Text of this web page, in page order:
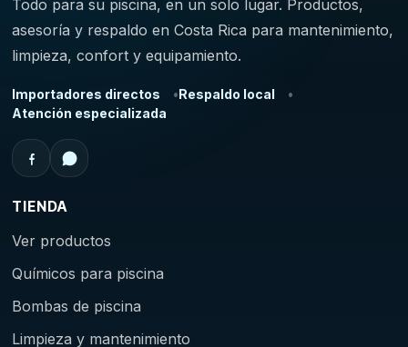
Todo para su piscina, en un solo lugar. Productos,
asesoría y respaldo en Costa Rica para mantenimiento,
limpieza, confort y equipamiento.
Importadores directos
Respaldo local
Atención especializada
TIENDA
Ver productos
Químicos para piscina
Bombas de piscina
Limpieza y mantenimiento